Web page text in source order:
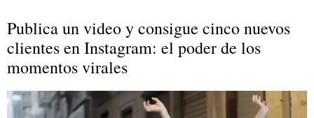
Publica un video y consigue cinco nuevos
clientes en Instagram: el poder de los
momentos virales